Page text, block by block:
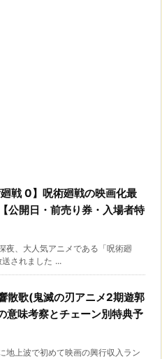
廻戦 0】呪術廻戦の映画化最
公開日・前売り券・入場者特
夜、大人気アニメである「呪術廻
されました ...
散歌(鬼滅の刃アニメ2期遊郭
意味考察とチェーン別特典予
地上波で初めて映画の興行収入ラン